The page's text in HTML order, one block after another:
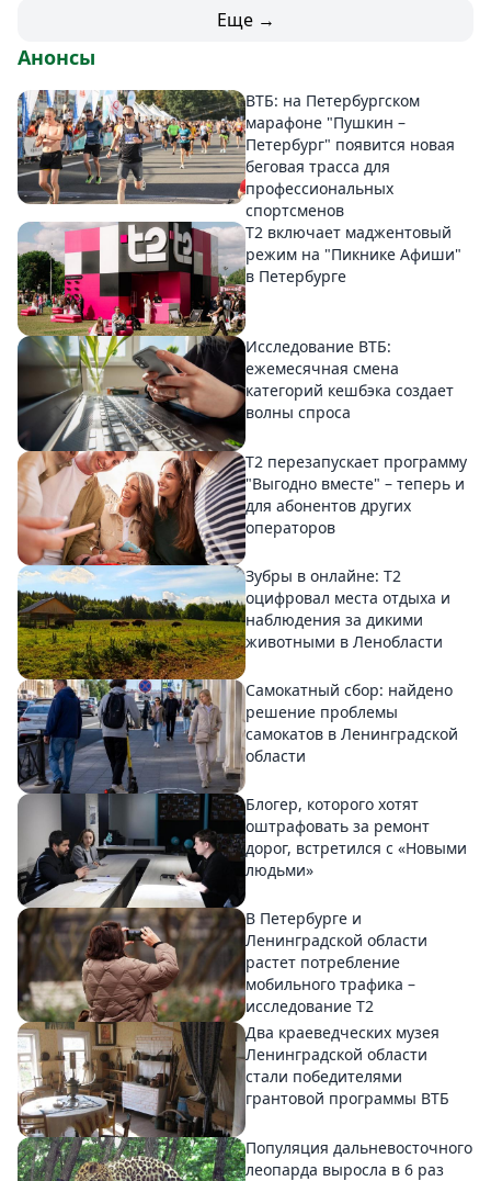
Еще →
Анонсы
ВТБ: на Петербургском
марафоне "Пушкин –
Петербург" появится новая
беговая трасса для
профессиональных
спортсменов
Т2 включает маджентовый
режим на "Пикнике Афиши"
в Петербурге
Исследование ВТБ:
ежемесячная смена
категорий кешбэка создает
волны спроса
Т2 перезапускает программу
"Выгодно вместе" – теперь и
для абонентов других
операторов
Зубры в онлайне: Т2
оцифровал места отдыха и
наблюдения за дикими
животными в Ленобласти
Самокатный сбор: найдено
решение проблемы
самокатов в Ленинградской
области
Блогер, которого хотят
оштрафовать за ремонт
дорог, встретился с «Новыми
людьми»
В Петербурге и
Ленинградской области
растет потребление
мобильного трафика –
исследование T2
Два краеведческих музея
Ленинградской области
стали победителями
грантовой программы ВТБ
Популяция дальневосточного
леопарда выросла в 6 раз